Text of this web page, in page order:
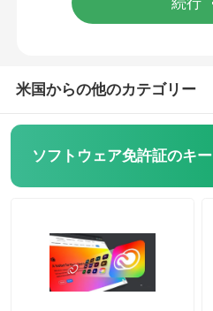
米国からの他のカテゴリー
ソフトウェア免許証のキー